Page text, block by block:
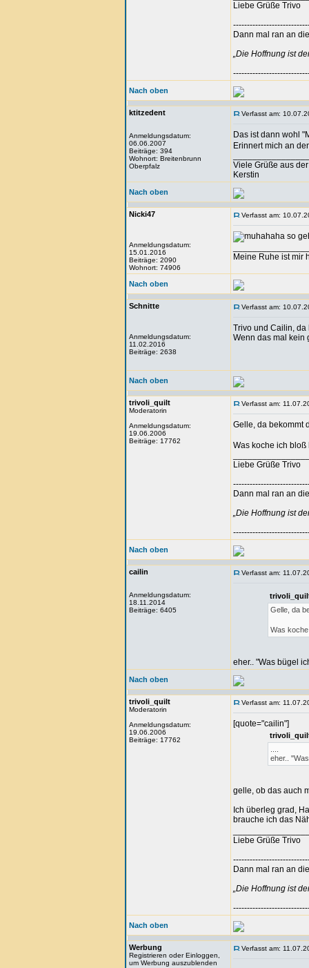
Liebe Grüße Trivo
Dann mal ran an
„Die Hoffnung ist
Nach oben
ktitzedent
Anmeldungsdatum:
06.06.2007
Beiträge: 394
Wohnort: Breitenbrunn
Oberpfalz
Verfasst am:
Das ist dann wohl
Erinnert mich an
Viele Grüße aus
Kerstin
Nach oben
Nicki47
Anmeldungsdatum:
15.01.2016
Beiträge: 2090
Wohnort: 74906
Verfasst am:
so
Meine Ruhe ist mir
Nach oben
Schnitte
Anmeldungsdatum:
11.02.2016
Beiträge: 2638
Verfasst am:
Trivo und Cailin,
Wenn das mal kein
Nach oben
trivoli_quilt
Moderatorin
Anmeldungsdatum:
19.06.2006
Beiträge: 17762
Verfasst am:
Gelle, da bekommt
Was koche ich
Liebe Grüße Trivo
Dann mal ran an
„Die Hoffnung ist
Nach oben
cailin
Anmeldungsdatum:
18.11.2014
Beiträge: 6405
Verfasst am:
Gelle, da
Was
eher.. "Was bügel
Nach oben
trivoli_quilt
Moderatorin
Anmeldungsdatum:
19.06.2006
Beiträge: 17762
Verfasst am:
[quote="cailin"]
eher..
gelle, ob das auch
Ich überleg grad,
brauche ich das
Liebe Grüße Trivo
Dann mal ran an
„Die Hoffnung ist
Nach oben
Werbung
Registrieren oder Einloggen,
um Werbung auszublenden
Verfasst am: